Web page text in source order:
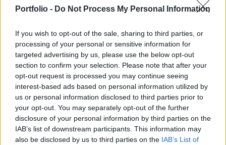
Portfolio - Do Not Process My Personal Information
If you wish to opt-out of the sale, sharing to third parties, or
processing of your personal or sensitive information for
targeted advertising by us, please use the below opt-out
section to confirm your selection. Please note that after your
opt-out request is processed you may continue seeing
interest-based ads based on personal information utilized by
us or personal information disclosed to third parties prior to
your opt-out. You may separately opt-out of the further
disclosure of your personal information by third parties on the
IAB’s list of downstream participants. This information may
also be disclosed by us to third parties on the IAB’s List of
híztak, a finomítói kapacitás kihasználktság
A Platts által készített elemzői konszenzus a
nyersolajkészletek 1.6 millió hordós emelkedését, a
benzinkészletek 1.26 millió hordós csökkenését, a dízelt és
fűtőolajat tartalmazó készletek 1 millió hordós
emelkedését várták.A készletadatok előtt hozta napvilágra
havi olajpiaci kitekintőjét az OPEC,melyben a kartell nem
változtatott idei globális olajkeresleti prognózisán....